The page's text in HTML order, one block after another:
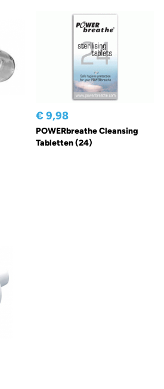
€ 9,98
POWERbreathe Cleansing
Tabletten (24)